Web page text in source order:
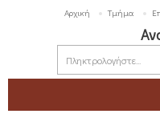
Αρχική Τμήμα